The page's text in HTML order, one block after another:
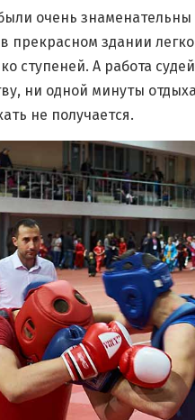
очень
здании
ступеней. А работа
ни одной минуты
не получается.